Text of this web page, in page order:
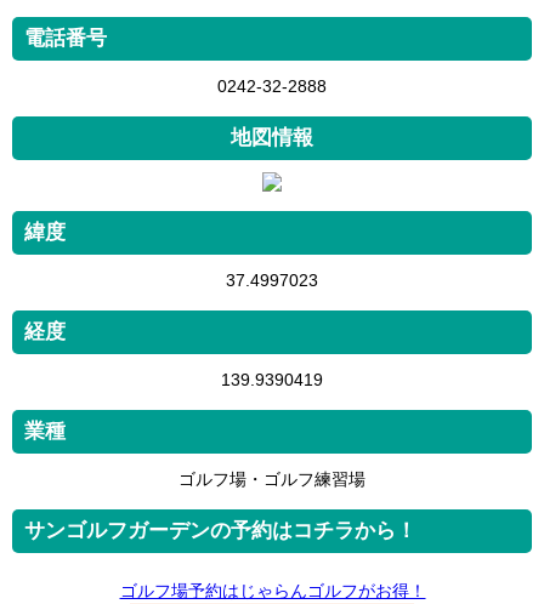
電話番号
0242-32-2888
地図情報
緯度
37.4997023
経度
139.9390419
業種
ゴルフ場・ゴルフ練習場
サンゴルフガーデンの予約はコチラから！
ゴルフ場予約はじゃらんゴルフがお得！